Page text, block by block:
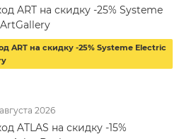
ART на скидку -25% Systeme
ART на скидку -25% Systeme Electric
2026
ATLAS на скидку -15%